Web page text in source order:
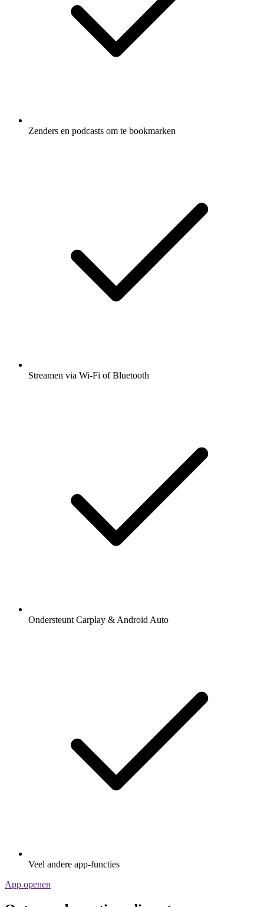
Zenders en podcasts om te bookmarken
Streamen via Wi-Fi of Bluetooth
Ondersteunt Carplay & Android Auto
Veel andere app-functies
App openen